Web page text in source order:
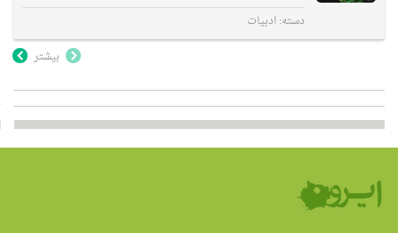
دسته:ادبیات
بیشتر